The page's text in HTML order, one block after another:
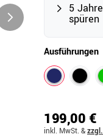
5
spüren
Ausführungen
199,00 €
inkl. MwSt. &